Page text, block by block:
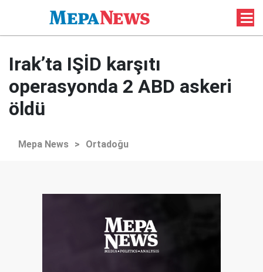
Irak’ta IŞİD karşıtı
operasyonda 2 ABD askeri
öldü
Mepa News > Ortadoğu